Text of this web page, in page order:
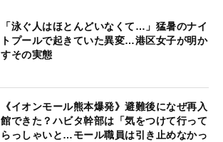
「泳ぐ人はほとんどいなくて…」猛暑のナイ
トプールで起きていた異変…港区女子が明か
すその実態
《イオンモール熊本爆発》避難後になぜ再入
館できた？ハビタ幹部は「気をつけて行って
らっしゃいと…モール職員は引き止めなかっ